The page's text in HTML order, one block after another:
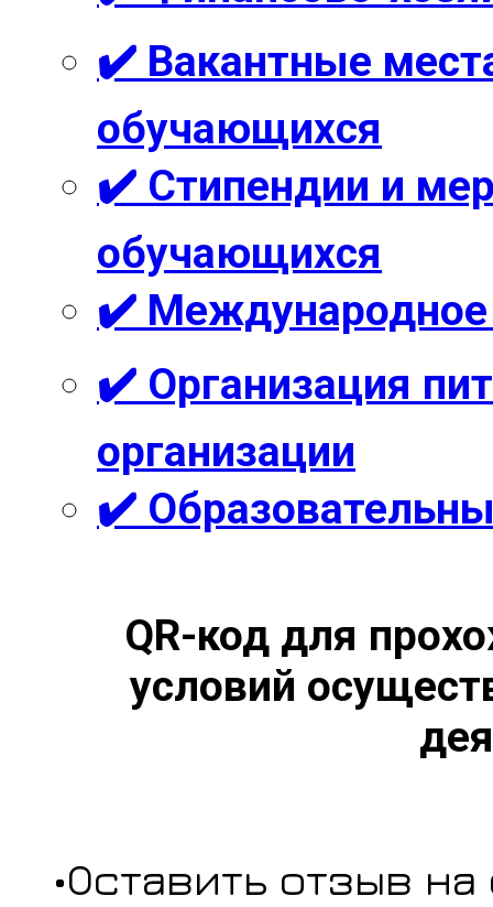
✔️ Вакантные
обучающихся
✔️ Стипендии и
обучающихся
✔️ Международное
✔️ Организация
организации
✔️
QR-код для
условий
•Оставить отзыв на